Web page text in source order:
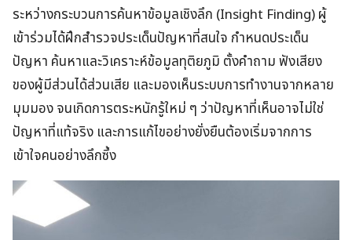
ระหว่างกระบวนการค้นหาข้อมูลเชิงลึก (Insight Finding) ผู้
เข้าร่วมได้ฝึกสำรวจประเด็นปัญหาที่สนใจ กำหนดประเด็น
ปัญหา ค้นหาและวิเคราะห์ข้อมูลทุติยภูมิ ตั้งคำถาม ฟังเสียง
ของผู้มีส่วนได้ส่วนเสีย และมองเห็นระบบการทำงานจากหลาย
มุมมอง จนเกิดการตระหนักรู้ใหม่ ๆ ว่าปัญหาที่เห็นอาจไม่ใช่
ปัญหาที่แท้จริง และการแก้ไขอย่างยั่งยืนต้องเริ่มจากการ
เข้าใจคนอย่างลึกซึ้ง